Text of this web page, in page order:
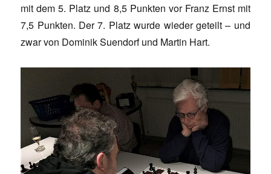
mit dem 5. Platz und 8,5 Punkten vor Franz Ernst mit
7,5 Punkten. Der 7. Platz wurde wieder geteilt – und
zwar von Dominik Suendorf und Martin Hart.